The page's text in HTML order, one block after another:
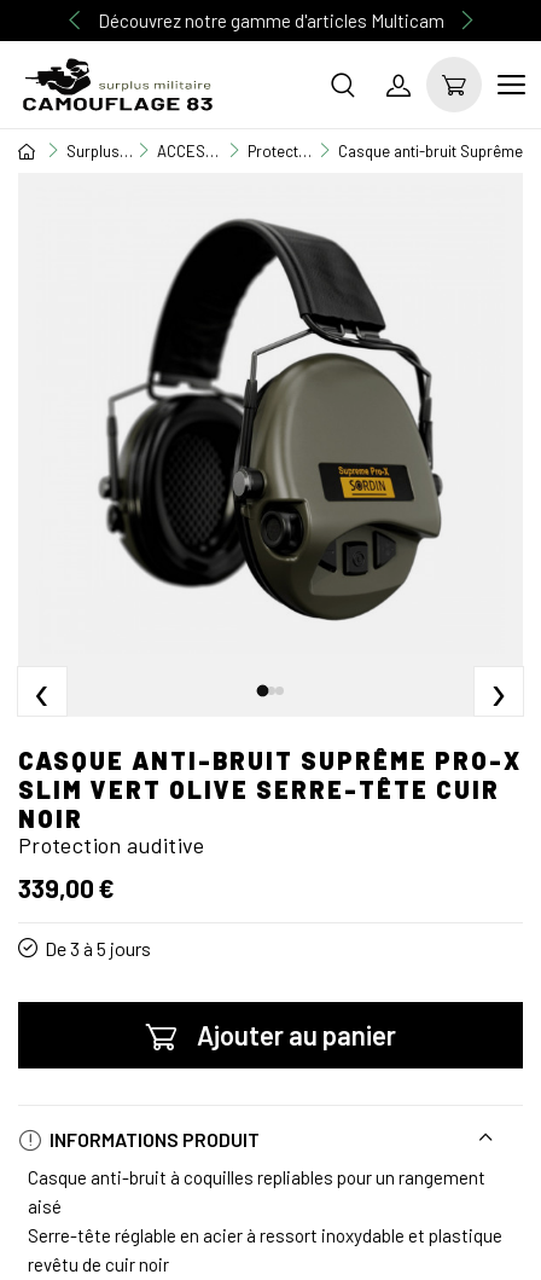
Découvrez notre gamme d'articles Multicam
Surplus Militaire ACCESSOIRE MILITAIRE Protection auditive Casque anti-bruit Suprême
‹ ›
CASQUE ANTI-BRUIT SUPRÊME PRO-X
SLIM VERT OLIVE SERRE-TÊTE CUIR
NOIR
Protection auditive
339,00 €
De 3 à 5 jours
Ajouter au panier
INFORMATIONS PRODUIT
Casque anti-bruit à coquilles repliables pour un rangement
aisé
Serre-tête réglable en acier à ressort inoxydable et plastique
revêtu de cuir noir